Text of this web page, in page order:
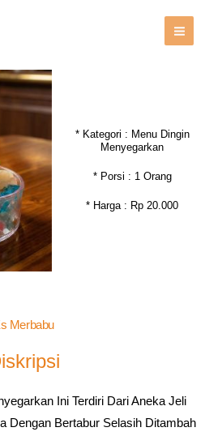
* Kategori : Menu Dingin
Menyegarkan
* Porsi : 1 Orang
* Harga : Rp 20.000
Merbabu
Ini Terdiri Dari Aneka Jeli
Dengan Bertabur Selasih Ditambah